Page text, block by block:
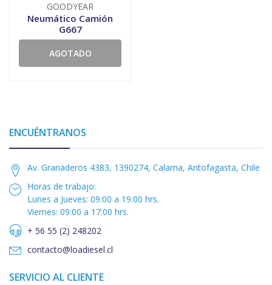
GOODYEAR
Neumático Camión
G667
AGOTADO
ENCUÉNTRANOS
Av. Granaderos 4383, 1390274, Calama, Antofagasta, Chile
Horas de trabajo:
Lunes a Jueves: 09:00 a 19:00 hrs.
Viernes: 09:00 a 17:00 hrs.
+ 56 55 (2) 248202
contacto@loadiesel.cl
SERVICIO AL CLIENTE